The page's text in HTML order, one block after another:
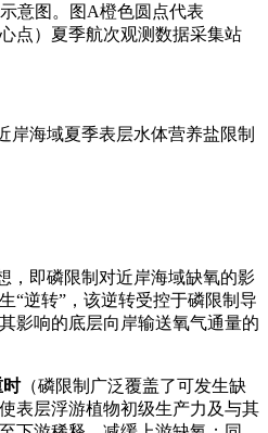
意图。图A橙色圆点代表
点）夏季航次观测数据采集站
岸海域夏季表层水体营养盐限制
即磷限制对近岸海域缺氧的影
“逆转”，该逆转受控于磷限制导
影响的底层向岸输送氧气通量的
时（磷限制广泛覆盖了可发生缺
表层浮游植物初级生产力及与其